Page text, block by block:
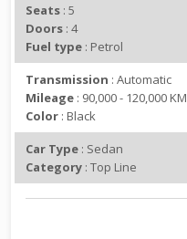
Seats : 5
Doors : 4
Fuel type : Petrol
Transmission : Automatic
Mileage : 90,000 - 120,000 KM
Color : Black
Car Type : Sedan
Category : Top Line